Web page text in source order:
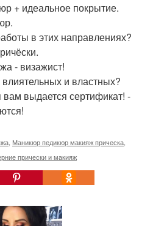
+ идеальное покрытие.
в этих направлениях?
- визажист!
и властных?
выдается сертификат! -
Маникюр педикюр макияж прическа
прически и макияж